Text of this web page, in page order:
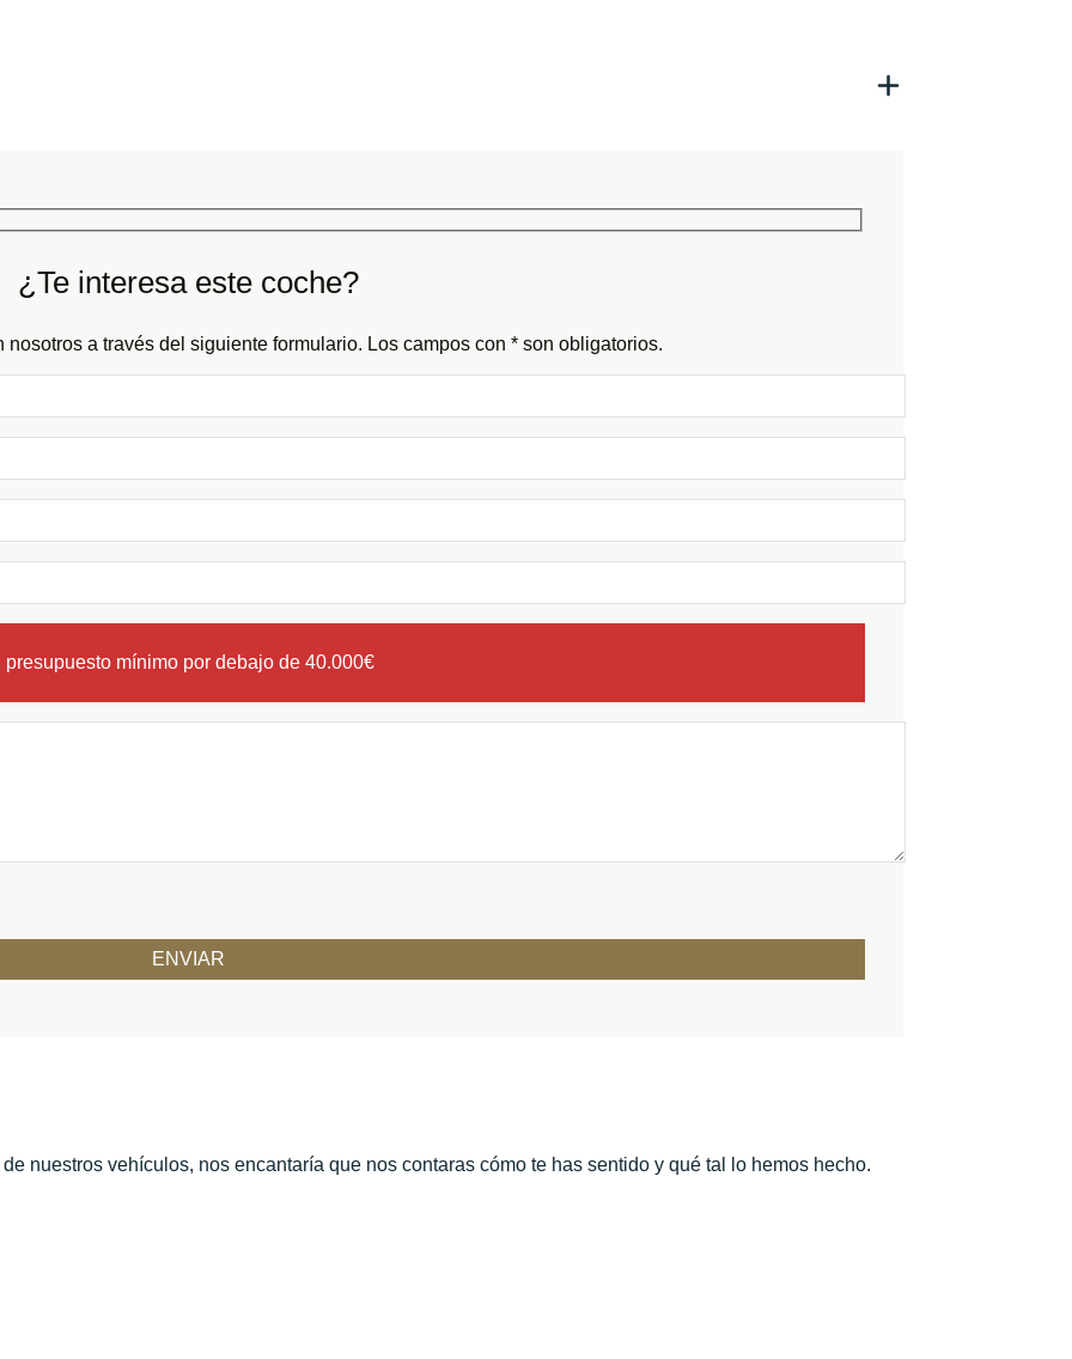
¿Te interesa este coche?
a través del siguiente formulario. Los campos con * son obligatorios.
mínimo por debajo de 40.000€
nuestros vehículos, nos encantaría que nos contaras cómo te has sentido y qué tal lo hemos hecho.